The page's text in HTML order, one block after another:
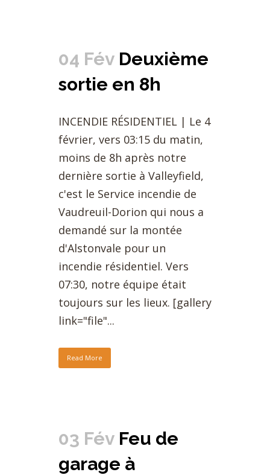
04 Fév Deuxième
sortie en 8h
INCENDIE RÉSIDENTIEL | Le 4
février, vers 03:15 du matin,
moins de 8h après notre
dernière sortie à Valleyfield,
c'est le Service incendie de
Vaudreuil-Dorion qui nous a
demandé sur la montée
d'Alstonvale pour un
incendie résidentiel. Vers
07:30, notre équipe était
toujours sur les lieux. [gallery
link="file"...
Read More
03 Fév Feu de
garage à